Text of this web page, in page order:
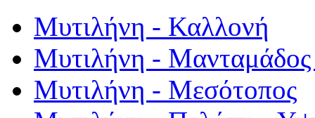
Μυτιλήνη - Καλλονή
Μυτιλήνη - Μανταμάδος
Μυτιλήνη - Μεσότοπος